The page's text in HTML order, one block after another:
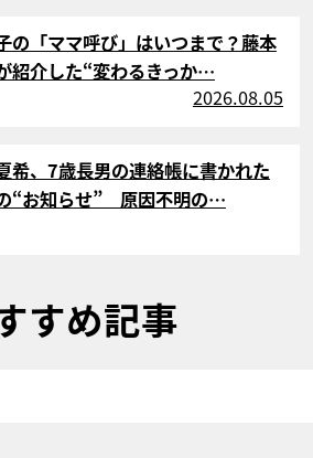
の「ママ呼び」はいつまで？藤本
紹介した“変わるきっか…
2026.08.05
希、7歳長男の連絡帳に書かれた
“お知らせ” 原因不明の…
すめ記事